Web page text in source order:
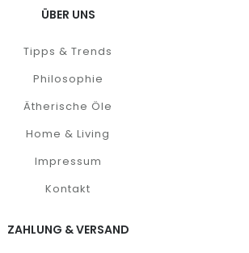
ÜBER UNS
Tipps & Trends
Philosophie
Ätherische Öle
Home & Living
Impressum
Kontakt
ZAHLUNG & VERSAND